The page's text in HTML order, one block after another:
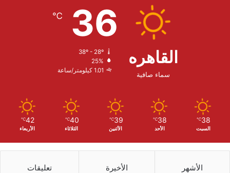
القاهره
سماء صافية
36
℃
38º - 28º
25%
1.01 كيلومتر/ساعة
38
℃
السبت
38
℃
الأحد
39
℃
الأثنين
40
℃
الثلاثاء
42
℃
الأربعاء
الأشهر الأخيرة تعليقات